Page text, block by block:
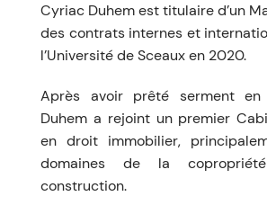
Cyriac Duhem est titulaire d’un
des contrats internes et
l’Université de Sceaux en 2020.
Après avoir prêté serment en
Duhem a rejoint un premier
en droit immobilier,
domaines de la
construction.